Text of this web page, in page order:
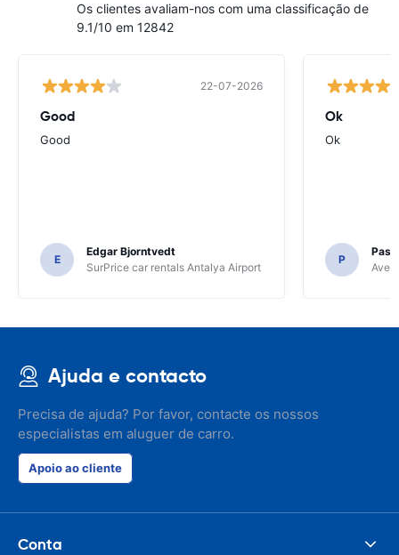
Os clientes avaliam-nos com uma classificação de
9.1/10 em 12842
22-07-2026
Good
Good
E
Edgar Bjorntvedt
SurPrice car rentals Antalya Airport
Ok
Ok
P
Avec
Ajuda e contacto
Precisa de ajuda? Por favor, contacte os nossos
especialistas em aluguer de carro.
Apoio ao cliente
Conta